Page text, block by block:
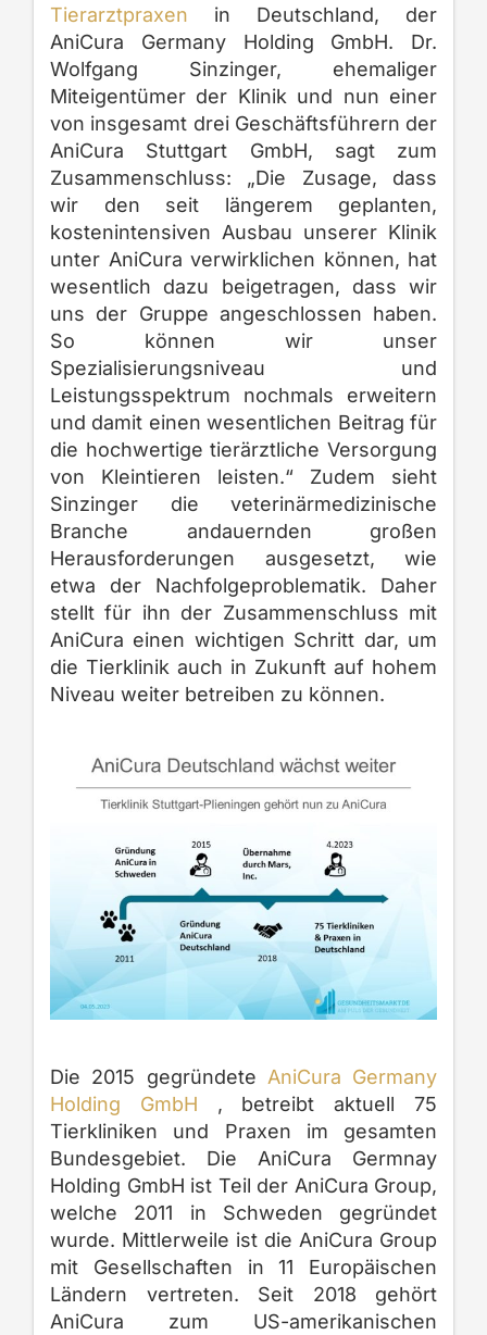
Tierarztpraxen in Deutschland, der
AniCura Germany Holding GmbH. Dr.
Wolfgang Sinzinger, ehemaliger
Miteigentümer der Klinik und nun einer
von insgesamt drei Geschäftsführern der
AniCura Stuttgart GmbH, sagt zum
Zusammenschluss: „Die Zusage, dass
wir den seit längerem geplanten,
kostenintensiven Ausbau unserer Klinik
unter AniCura verwirklichen können, hat
wesentlich dazu beigetragen, dass wir
uns der Gruppe angeschlossen haben.
So können wir unser
Spezialisierungsniveau und
Leistungsspektrum nochmals erweitern
und damit einen wesentlichen Beitrag für
die hochwertige tierärztliche Versorgung
von Kleintieren leisten.“ Zudem sieht
Sinzinger die veterinärmedizinische
Branche andauernden großen
Herausforderungen ausgesetzt, wie
etwa der Nachfolgeproblematik. Daher
stellt für ihn der Zusammenschluss mit
AniCura einen wichtigen Schritt dar, um
die Tierklinik auch in Zukunft auf hohem
Niveau weiter betreiben zu können.
Die 2015 gegründete AniCura Germany
Holding GmbH , betreibt aktuell 75
Tierkliniken und Praxen im gesamten
Bundesgebiet. Die AniCura Germnay
Holding GmbH ist Teil der AniCura Group,
welche 2011 in Schweden gegründet
wurde. Mittlerweile ist die AniCura Group
mit Gesellschaften in 11 Europäischen
Ländern vertreten. Seit 2018 gehört
AniCura zum US-amerikanischen